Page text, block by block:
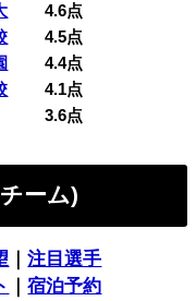
4.6点
4.5点
4.4点
4.1点
3.6点
ーム)
｜注目選手
｜宿泊予約